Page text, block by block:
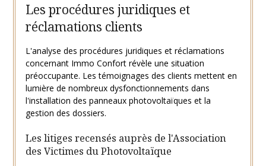
Les procédures juridiques et
réclamations clients
L'analyse des procédures juridiques et réclamations
concernant Immo Confort révèle une situation
préoccupante. Les témoignages des clients mettent en
lumière de nombreux dysfonctionnements dans
l'installation des panneaux photovoltaïques et la
gestion des dossiers.
Les litiges recensés auprès de l'Association
des Victimes du Photovoltaïque